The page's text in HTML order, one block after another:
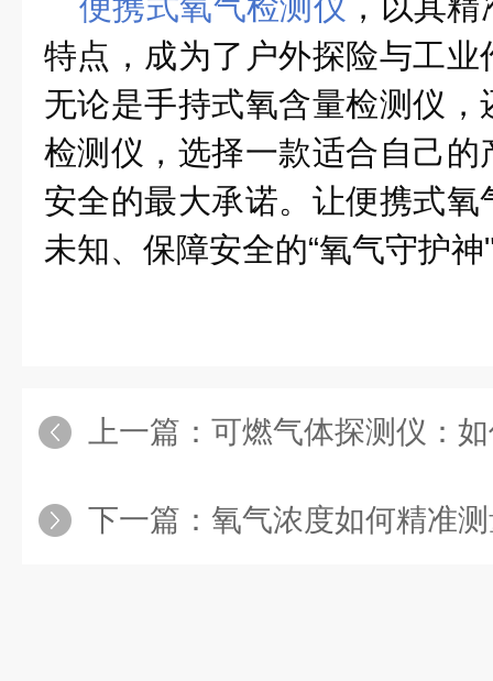
特点，成为了户外探险与工
无论是手持式氧含量检测仪
检测仪，选择一款适合自己
安全的最大承诺。让便携式
未知、保障安全的“氧气守护
上一篇： 可燃气体探测仪：如何
下一篇： 氧气浓度如何精准测